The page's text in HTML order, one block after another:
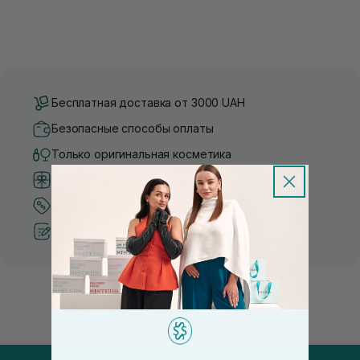
Бесплатная доставка от 3000 UAH
Безопасные способы оплаты
Только оригинальная косметика
Система бонусов и лояльности
Лучшие цены и топ товары
Рекомендации от косметологов